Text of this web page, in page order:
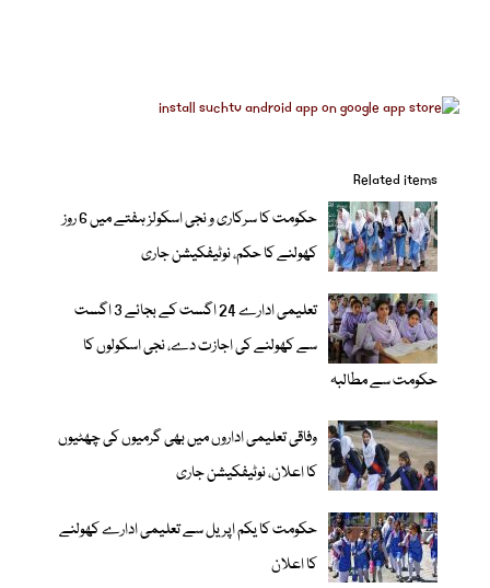
Related items
حکومت کا سرکاری و نجی اسکولز ہفتے میں 6 روز
کھولنے کا حکم، نوٹیفکیشن جاری
تعلیمی ادارے 24 اگست کے بجائے 3 اگست
سے کھولنے کی اجازت دے، نجی اسکولوں کا
حکومت سے مطالبہ
وفاقی تعلیمی اداروں میں بھی گرمیوں کی چھٹیوں
کا اعلان، نوٹیفکیشن جاری
حکومت کا یکم اپریل سے تعلیمی ادارے کھولنے
کا اعلان